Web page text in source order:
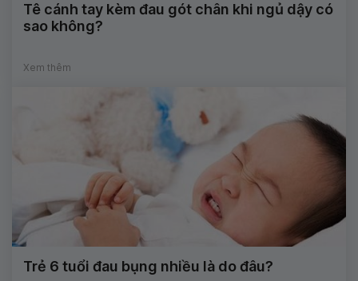
Tê cánh tay kèm đau gót chân khi ngủ dậy có
sao không?
Xem thêm
Trẻ 6 tuổi đau bụng nhiều là do đâu?